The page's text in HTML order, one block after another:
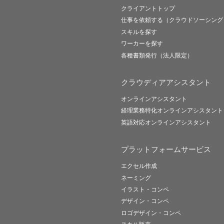
クライアントトップ
仕事を依頼する（クラウドソーシング
スキルを探す
ワーカーを探す
各種書類発行（法人限定）
クラウディアアシスタント
オンラインアシスタント
経理業務特化オンラインアシスタント
英語対応オンラインアシスタント
プラットフォームサービス
エクセル作成
ネーミング
イラスト・コンペ
デザイン・コンペ
ロゴデザイン・コンペ